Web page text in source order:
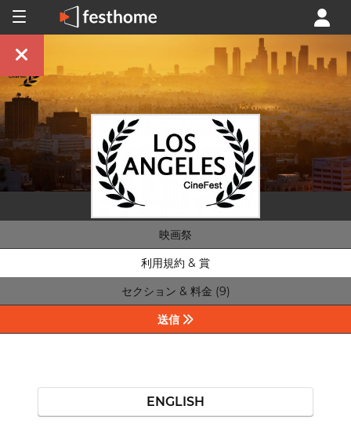
映画祭
利用規約 & 賞
セクション & 料金 (9)
送信
ENGLISH